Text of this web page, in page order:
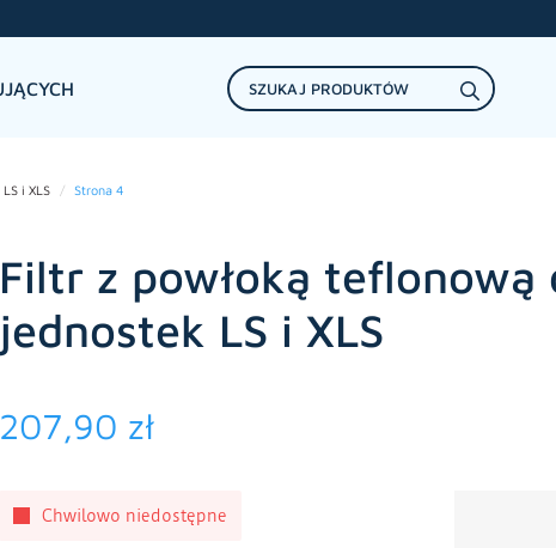
Search
for:
i XLS Strona 4
Filtr z powłoką teflonową
jednostek LS i XLS
207,90 zł
Chwilowo niedostępne